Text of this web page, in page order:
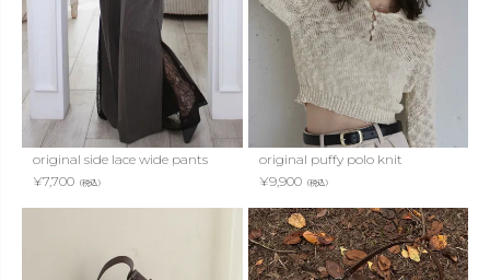
original side lace wide pants
¥7,700 （税込）
original puffy polo knit
¥9,900（税込）